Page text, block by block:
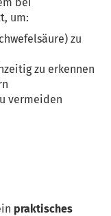
um:
zu
zu erkennen
vermeiden
praktisches